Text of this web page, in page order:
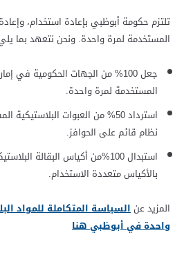
تلتزم حكومة أبوظبي بإعادة استخدام،
المستخدمة لمرة واحدة. ونحن نتعهد بما
جعل 100% من الجهات الحكومية في
المستخدمة لمرة واحدة.
استرداد 50% من العبوات
نظام قائم على الحوافز.
استبدال 100%
من أكياس البقالة
بالأكياس متعددة الاستخدام.
المزيد عنالسياسة المتكاملة للمواد
واحدة في أبوظبيهنا